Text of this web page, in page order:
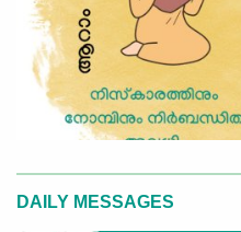
DAILY MESSAGES